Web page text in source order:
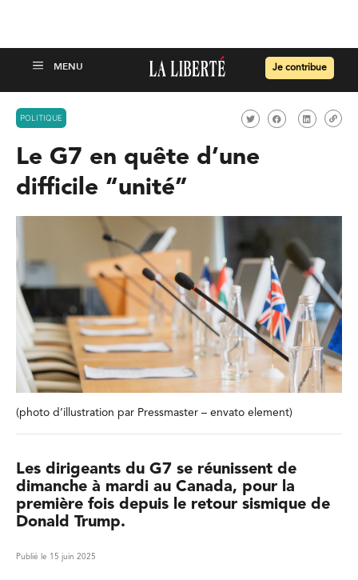
Je contribue
POLITIQUE
Le G7 en quête d’une
difficile “unité”
(photo d’illustration par Pressmaster – envato element)
Les dirigeants du G7 se réunissent de
dimanche à mardi au Canada, pour la
première fois depuis le retour sismique de
Donald Trump.
Publié le 15 juin 2025